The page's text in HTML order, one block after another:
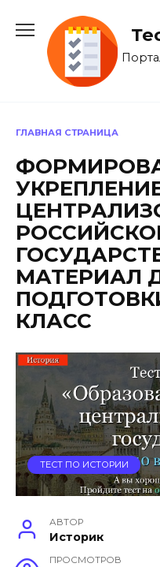
содержанию
ГЛАВНАЯ СТРАНИЦА
МАТЕРИАЛ
КЛАСС
ТЕСТ ПО ИСТОРИИ
АВТОР
Историк
ПРОСМОТРОВ